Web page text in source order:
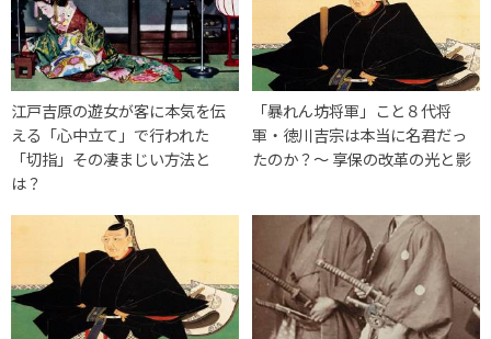
江戸吉原の遊女が客に本気を伝
える「心中立て」で行われた
「切指」その凄まじい方法と
は？
「暴れん坊将軍」こと８代将
軍・徳川吉宗は本当に名君だっ
たのか？〜 享保の改革の光と影